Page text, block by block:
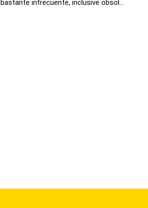
bastante infrecuente, inclusive obsol...